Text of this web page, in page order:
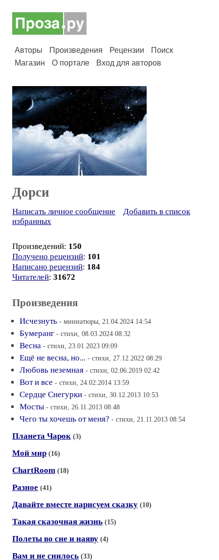
Авторы Произведения Рецензии
Поиск
Магазин
О портале Вход для авторов
Дорси
Написать личное сообщение
Добавить в список
избранных
Произведений: 150
Получено рецензий: 101
Написано рецензий: 184
Читателей: 31672
Произведения
Исчезнуть - миниатюры, 21.04.2024 14:54
Бумеранг - стихи, 08.03.2024 08:32
Весна - стихи, 23.01.2023 09:09
Ещё не весна, но... - стихи, 27.12.2022 08:29
Любовь неземная - стихи, 02.06.2019 02:42
Вот и все - стихи, 24.02.2014 13:59
Сердце Снегурки - стихи, 30.12.2013 10:53
Мосты - стихи, 26.11.2013 08:48
Чего ты хочешь от меня? - стихи, 21.11.2013 08:54
Планета Чарок (3)
Мой мир (16)
СhartRoom (18)
Разное (41)
Давайте вместе нарисуем сказку (10)
Такая сказочная жизнь (15)
Полеты во сне и наяву (4)
Вам и не снилось (33)